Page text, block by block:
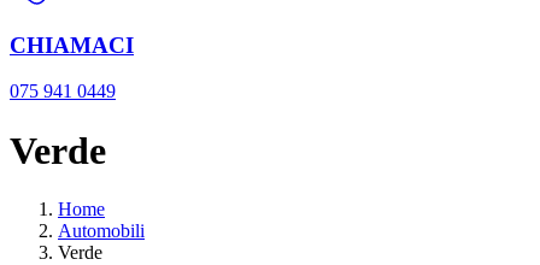
CHIAMACI
075 941 0449
Verde
Home
Automobili
Verde